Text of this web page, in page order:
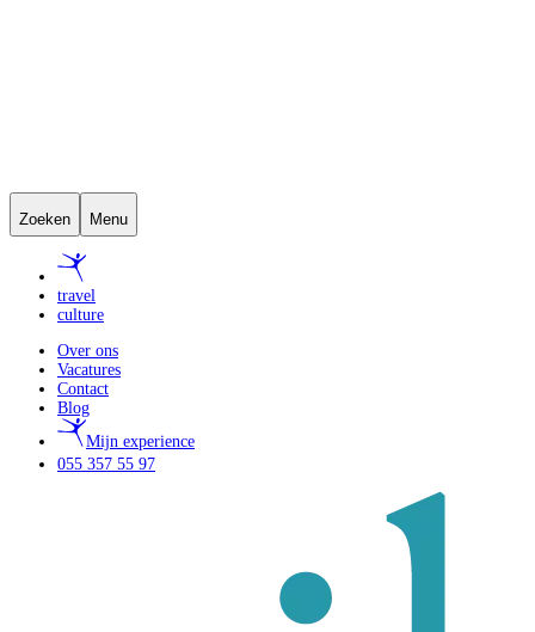
Zoeken Menu
travel
culture
Over ons
Vacatures
Contact
Blog
Mijn experience
055 357 55 97